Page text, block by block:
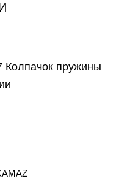
Колпачок пружины